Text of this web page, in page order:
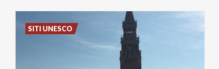
SITI UNESCO